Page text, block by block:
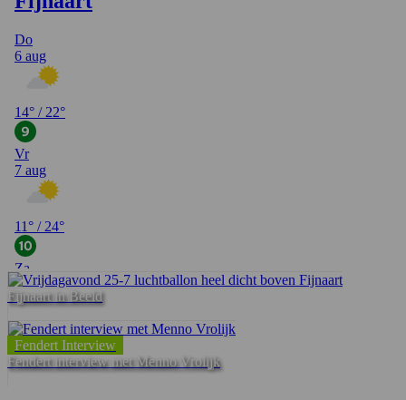
Fijnaart in Beeld
Fendert Interview
Fendert interview met Menno Vrolijk